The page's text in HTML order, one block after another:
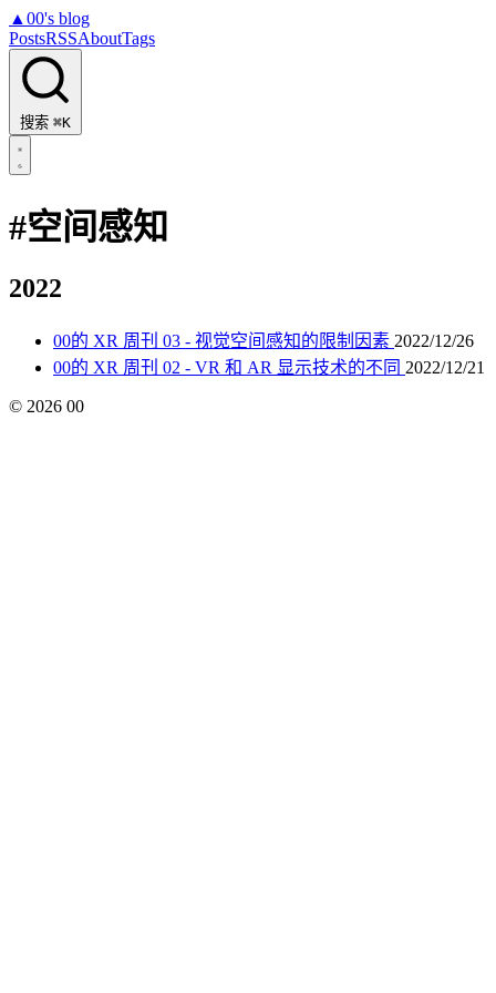
▲ 00's blog
PostsRSSAboutTags
搜索 ⌘K
#空间感知
2022
00的 XR 周刊 03 - 视觉空间感知的限制因素 2022/12/26
00的 XR 周刊 02 - VR 和 AR 显示技术的不同 2022/12/21
© 2026 00